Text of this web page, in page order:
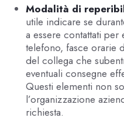
Modalità di
utile indicare se
a essere contattati
telefono, fasce orarie
del collega che
eventuali consegne
Questi elementi non
l’organizzazione
richiesta.